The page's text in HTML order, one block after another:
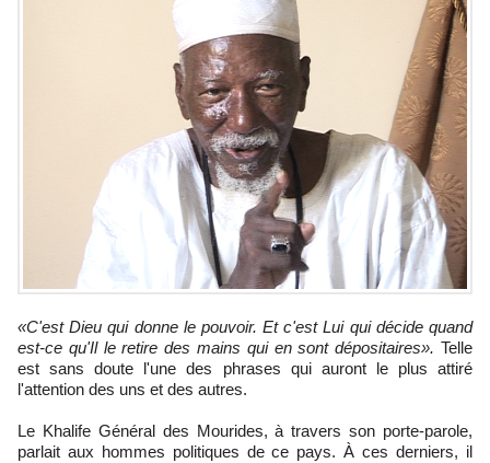
«C'est Dieu qui donne le pouvoir. Et c'est Lui qui décide quand
est-ce qu'Il le retire des mains qui en sont dépositaires». Telle
est sans doute l'une des phrases qui auront le plus attiré
l'attention des uns et des autres.
Le Khalife Général des Mourides, à travers son porte-parole,
parlait aux hommes politiques de ce pays. À ces derniers, il